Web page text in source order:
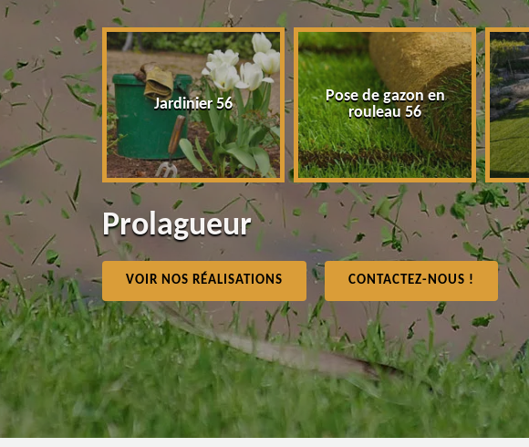
56 Jardinier 56
Pose de gazon en
rouleau 56
Prolagueur
VOIR NOS RÉALISATIONS CONTACTEZ-NOUS !